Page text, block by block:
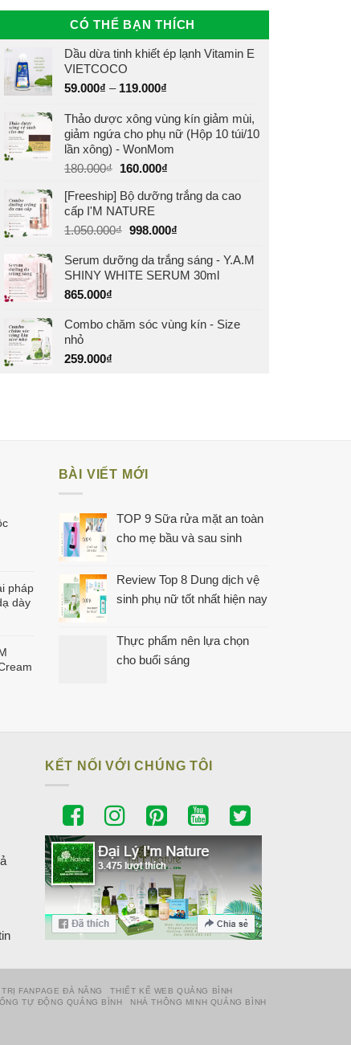
CÓ THỂ BẠN THÍCH
Dầu dừa tinh khiết ép lạnh Vitamin E
VIETCOCO
59.000₫ – 119.000₫
Thảo dược xông vùng kín giảm mùi,
giảm ngứa cho phụ nữ (Hộp 10 túi/10
lần xông) - WonMom
180.000₫ Giá
là:
180.000₫.
160.000₫Giá
tại
160.000₫.
[Freeship] Bộ dưỡng trắng da cao
cấp I'M NATURE
1.050.000₫ Giá
là:
1.050.000₫.
998.000₫Giá
tại
là:
Serum dưỡng da trắng sáng - Y.A.M
SHINY WHITE SERUM 30ml
865.000₫
Combo chăm sóc vùng kín - Size
nhỏ
259.000₫
pháp
dày
BÀI VIẾT MỚI
TOP 9 Sữa rửa mặt an toàn
cho mẹ bầu và sau sinh
Review Top 8 Dung dịch vệ
sinh phụ nữ tốt nhất hiện nay
Thực phẩm nên lựa chọn
cho buổi sáng
KẾT NỐI VỚI CHÚNG TÔI
FANPAGE ĐÀ NẴNG
THIẾT KẾ WEB QUẢNG BÌNH
TỰ ĐỘNG QUẢNG BÌNH NHÀ THÔNG MINH QUẢNG BÌNH